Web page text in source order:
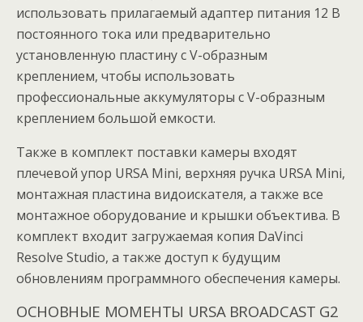
использовать прилагаемый адаптер питания 12 В
постоянного тока или предварительно
установленную пластину с V-образным
креплением, чтобы использовать
профессиональные аккумуляторы с V-образным
креплением большой емкости.
Также в комплект поставки камеры входят
плечевой упор URSA Mini, верхняя ручка URSA Mini,
монтажная пластина видоискателя, а также все
монтажное оборудование и крышки объектива. В
комплект входит загружаемая копия DaVinci
Resolve Studio, а также доступ к будущим
обновлениям программного обеспечения камеры.
ОСНОВНЫЕ МОМЕНТЫ URSA BROADCAST G2